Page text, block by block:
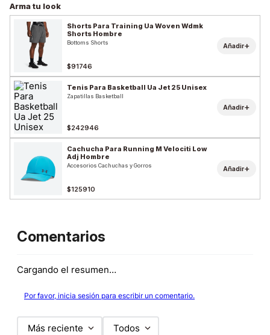
Arma tu look
Shorts Para Training Ua Woven Wdmk
Shorts Hombre
Bottoms Shorts
$91746
Añadir+
Tenis Para Basketball Ua Jet 25 Unisex
Zapatillas Basketball
$242946
Añadir+
Cachucha Para Running M Velociti Low
Adj Hombre
Accesorios Cachuchas y Gorros
$125910
Añadir+
Comentarios
Cargando el resumen…
Por favor, inicia sesión para escribir un comentario.
Más reciente Todos